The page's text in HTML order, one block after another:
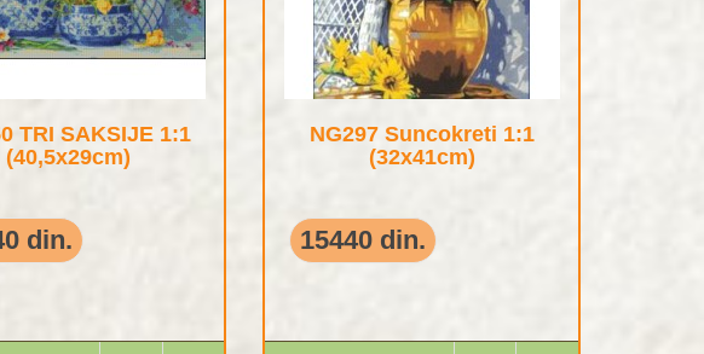
TRI SAKSIJE 1:1
(40,5x29cm)
din.
NG297 Suncokreti 1:1
(32x41cm)
15440 din.